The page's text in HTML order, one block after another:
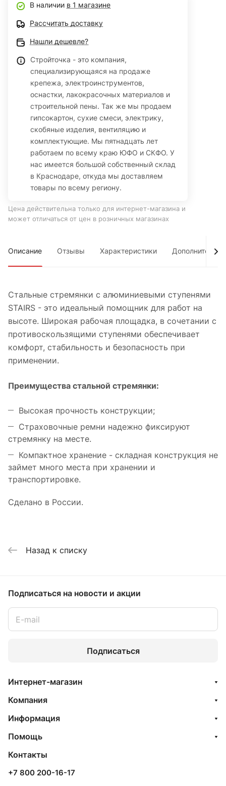
В наличии в 1 магазине
Рассчитать доставку
Нашли дешевле?
Стройточка - это компания,
специализирующаяся на продаже
крепежа, электроинструментов,
оснастки, лакокрасочных материалов и
строительной пены. Так же мы продаем
гипсокартон, сухие смеси, электрику,
скобяные изделия, вентиляцию и
комплектующие. Мы пятнадцать лет
работаем по всему краю ЮФО и СКФО. У
нас имеется большой собственный склад
в Краснодаре, откуда мы доставляем
товары по всему региону.
Цена действительна только для интернет-магазина и
может отличаться от цен в розничных магазинах
Описание Отзывы Характеристики Дополнительно
Стальные стремянки с алюминиевыми ступенями
STAIRS - это идеальный помощник для работ на
высоте. Широкая рабочая площадка, в сочетании с
противоскользящими ступенями обеспечивает
комфорт, стабильность и безопасность при
применении.
Преимущества стальной стремянки:
Высокая прочность конструкции;
Страховочные ремни надежно фиксируют
стремянку на месте.
Компактное хранение - складная конструкция не
займет много места при хранении и
транспортировке.
Сделано в России.
Назад к списку
Подписаться на новости и акции
Подписаться
Интернет-магазин
Компания
Информация
Помощь
Контакты
+7 800 200-16-17